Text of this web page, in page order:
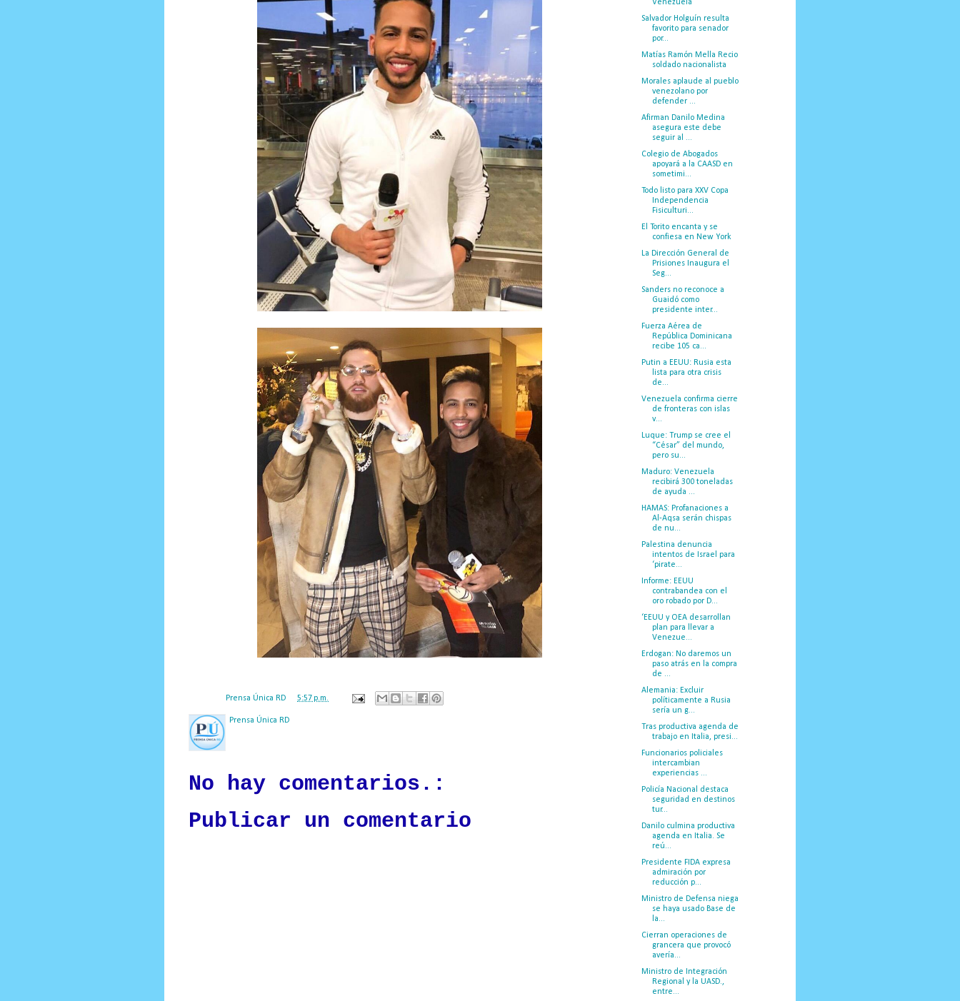
Prensa Única RD 5:57 p.m.
Prensa Única RD
No hay comentarios.:
Publicar un comentario
Venezuela
Salvador Holguín resulta
favorito para senador
por...
Matías Ramón Mella Recio
soldado nacionalista
Morales aplaude al pueblo
venezolano por
defender ...
Afirman Danilo Medina
asegura este debe
seguir al ...
Colegio de Abogados
apoyará a la CAASD en
sometimi...
Todo listo para XXV Copa
Independencia
Fisiculturi...
El Torito encanta y se
confiesa en New York
La Dirección General de
Prisiones Inaugura el
Seg...
Sanders no reconoce a
Guaidó como
presidente inter...
Fuerza Aérea de
República Dominicana
recibe 105 ca...
Putin a EEUU: Rusia esta
lista para otra crisis
de...
Venezuela confirma cierre
de fronteras con islas
v...
Luque: Trump se cree el
“César” del mundo,
pero su...
Maduro: Venezuela
recibirá 300 toneladas
de ayuda ...
HAMAS: Profanaciones a
Al-Aqsa serán chispas
de nu...
Palestina denuncia
intentos de Israel para
‘pirate...
Informe: EEUU
contrabandea con el
oro robado por D...
‘EEUU y OEA desarrollan
plan para llevar a
Venezue...
Erdogan: No daremos un
paso atrás en la compra
de ...
Alemania: Excluir
políticamente a Rusia
sería un g...
Tras productiva agenda de
trabajo en Italia, presi...
Funcionarios policiales
intercambian
experiencias ...
Policía Nacional destaca
seguridad en destinos
tur...
Danilo culmina productiva
agenda en Italia. Se
reú...
Presidente FIDA expresa
admiración por
reducción p...
Ministro de Defensa niega
se haya usado Base de
la...
Cierran operaciones de
grancera que provocó
avería...
Ministro de Integración
Regional y la UASD.,
entre...